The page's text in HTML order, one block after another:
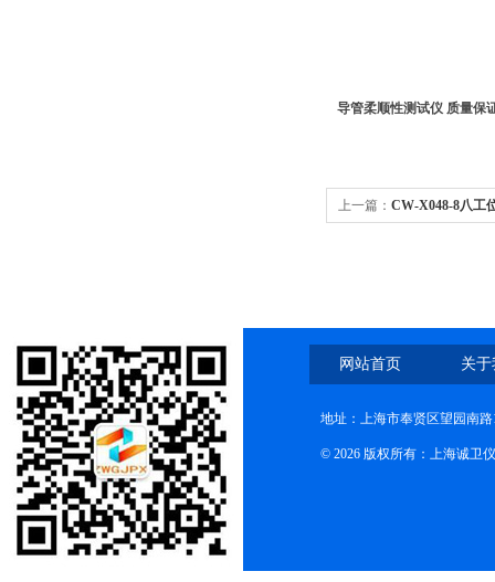
导管柔顺性测试仪 质量保
上一篇： CW-X048-8八工
网站首页 关
地址：上海市奉贤区望园南路
© 2026 版权所有：上海诚卫